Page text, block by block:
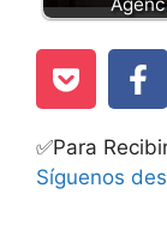
✅Para
Síguenos